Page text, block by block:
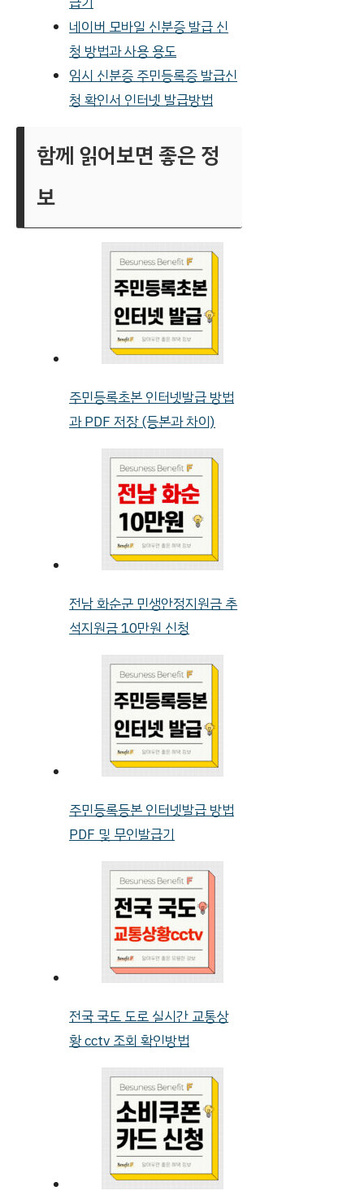
네이버 모바일 신분증 발급 신
청 방법과 사용 용도
임시 신분증 주민등록증 발급신
청 확인서 인터넷 발급방법
함께 읽어보면 좋은 정
보
주민등록초본 인터넷발급 방법
과 PDF 저장 (등본과 차이)
전남 화순군 민생안정지원금 추
석지원금 10만원 신청
주민등록등본 인터넷발급 방법
PDF 및 무인발급기
전국 국도 도로 실시간 교통상
황 cctv 조회 확인방법